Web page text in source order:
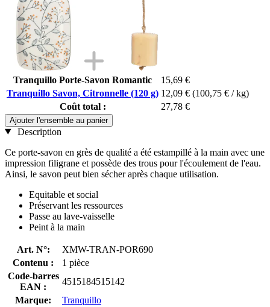
Tranquillo Porte-Savon Romantic
15,69 €
Tranquillo Savon, Citronnelle (120 g) 12,09 € (100,75 € / kg)
Coût total :
27,78 €
Ajouter l'ensemble au panier
Description
Ce porte-savon en grès de qualité a été estampillé à la main avec une
impression filigrane et possède des trous pour l'écoulement de l'eau.
Ainsi, le savon peut bien sécher après chaque utilisation.
Equitable et social
Préservant les ressources
Passe au lave-vaisselle
Peint à la main
Art. N°:
XMW-TRAN-POR690
Contenu :
1 pièce
Code-barres
EAN :
4515184515142
Marque:
Tranquillo